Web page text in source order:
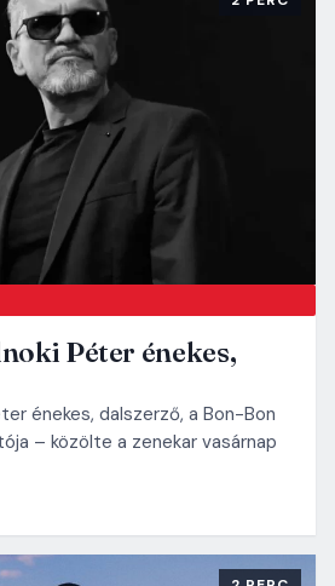
Péter énekes,
énekes, dalszerző, a Bon-Bon
– közölte a zenekar vasárnap